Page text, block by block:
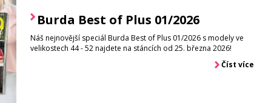
Burda Best of Plus 01/2026
Náš nejnovější speciál Burda Best of Plus 01/2026 s modely ve
velikostech 44 - 52 najdete na stáncích od 25. března 2026!
Číst více